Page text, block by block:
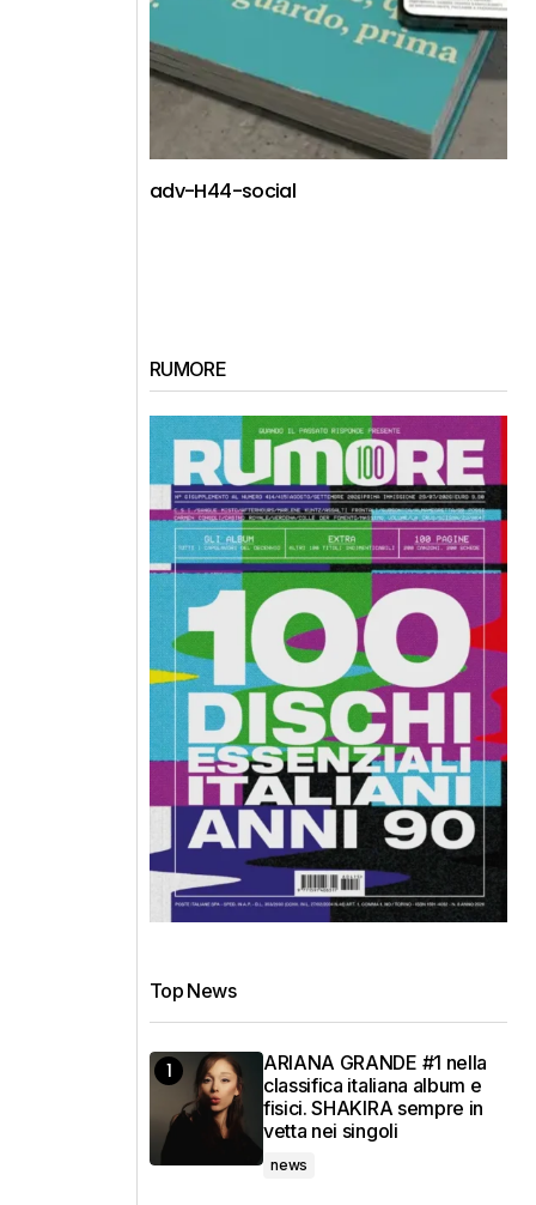
adv-H44-social
RUMORE
Top News
ARIANA GRANDE #1 nella
classifica italiana album e
fisici. SHAKIRA sempre in
vetta nei singoli
news